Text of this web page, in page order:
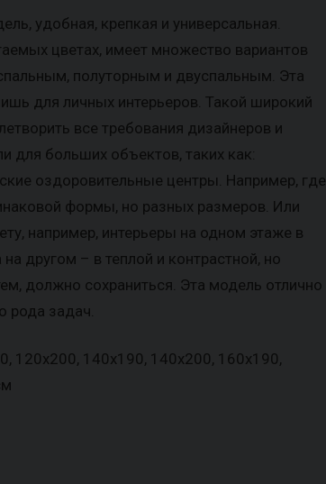
удобная, крепкая и универсальная.
цветах, имеет множество вариантов
полуторным и двуспальным. Эта
для личных интерьеров. Такой широкий
все требования дизайнеров и
для больших объектов, таких как:
оздоровительные центры. Например, где
формы, но разных размеров. Или
например, интерьеры на одном этаже в
другом – в теплой и контрастной, но
должно сохраниться. Эта модель отлично
рода задач.
120х200, 140х190, 140х200, 160х190,